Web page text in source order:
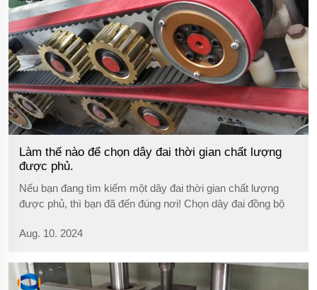
Làm thế nào để chọn dây đai thời gian chất lượng
được phủ.
Nếu bạn đang tìm kiếm một dây đai thời gian chất lượng
được phủ, thì bạn đã đến đúng nơi! Chọn dây đai đồng bộ
bạn. Dưới đây, tôi sẽ đưa ra một số gợi ý để chọn dây đai
Aug. 10. 2024